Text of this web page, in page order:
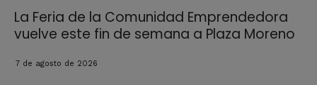
La Feria de la Comunidad Emprendedora
vuelve este fin de semana a Plaza Moreno
7 de agosto de 2026